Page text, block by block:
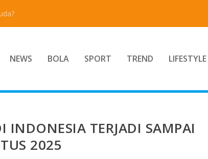
NEWS BOLA SPORT TREND LIFESTYLE
INDONESIA TERJADI SAMPAI
2025